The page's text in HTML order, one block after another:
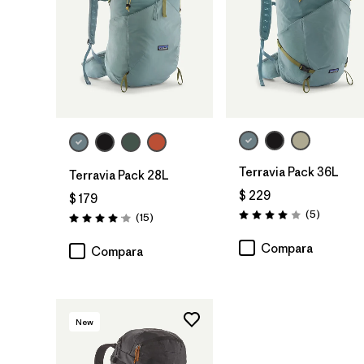
Terravia Pack 28L
$ 179
Valoración: 4.1 / 5
(15Comentarios
)
Compara
Terravia Pack 36L
$ 229
Valoración: 4.0 / 5
(5)
Compara
New